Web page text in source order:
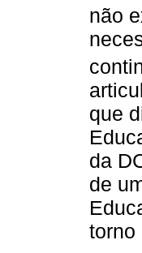
não
que
da
de
torno